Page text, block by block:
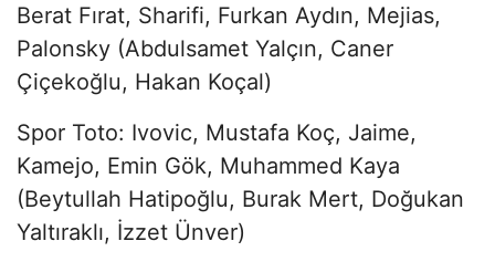
Berat Fırat, Sharifi, Furkan Aydın, Mejias,
Palonsky (Abdulsamet Yalçın, Caner
Çiçekoğlu, Hakan Koçal)
Spor Toto: Ivovic, Mustafa Koç, Jaime,
Kamejo, Emin Gök, Muhammed Kaya
(Beytullah Hatipoğlu, Burak Mert, Doğukan
Yaltıraklı, İzzet Ünver)